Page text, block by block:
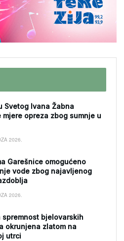
Svetog Ivana Žabna
mjere opreza zbog sumnje u
2026.
Garešnice omogućeno
vode zbog najavljenog
2026.
spremnost bjelovarskih
okrunjena zlatom na
utrci